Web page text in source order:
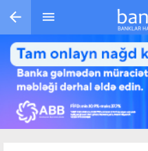
Skip to main content